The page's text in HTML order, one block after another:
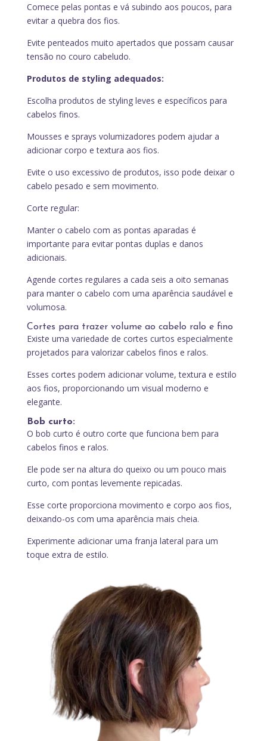
Comece pelas pontas e vá subindo aos poucos, para
evitar a quebra dos fios.
Evite penteados muito apertados que possam causar
tensão no couro cabeludo.
Produtos de styling adequados:
Escolha produtos de styling leves e específicos para
cabelos finos.
Mousses e sprays volumizadores podem ajudar a
adicionar corpo e textura aos fios.
Evite o uso excessivo de produtos, isso pode deixar o
cabelo pesado e sem movimento.
Corte regular:
Manter o cabelo com as pontas aparadas é
importante para evitar pontas duplas e danos
adicionais.
Agende cortes regulares a cada seis a oito semanas
para manter o cabelo com uma aparência saudável e
volumosa.
Cortes para trazer volume ao cabelo ralo e fino
Existe uma variedade de cortes curtos especialmente
projetados para valorizar cabelos finos e ralos.
Esses cortes podem adicionar volume, textura e estilo
aos fios, proporcionando um visual moderno e
elegante.
Bob curto:
O bob curto é outro corte que funciona bem para
cabelos finos e ralos.
Ele pode ser na altura do queixo ou um pouco mais
curto, com pontas levemente repicadas.
Esse corte proporciona movimento e corpo aos fios,
deixando-os com uma aparência mais cheia.
Experimente adicionar uma franja lateral para um
toque extra de estilo.